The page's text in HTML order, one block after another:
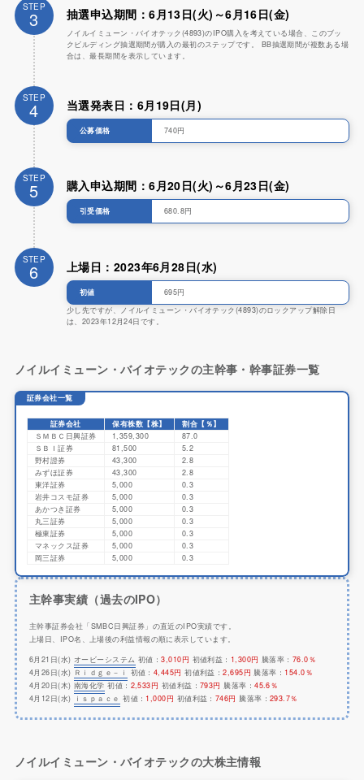
STEP
3 抽選申込期間：6月13日(火)～6月16日(金)
ノイルイミューン・バイオテック(4893)のIPO購入を考えている場合、このブッ
クビルディング抽選期間が購入の最初のステップです。 BB抽選期間が複数ある場
合は、最長期間を表示しています。
STEP
4 当選発表日：6月19日(月)
公募価格 740円
STEP
5 購入申込期間：6月20日(火)～6月23日(金)
引受価格 680.8円
STEP
6 上場日：2023年6月28日(水)
初値
695円
少し先ですが、ノイルイミューン・バイオテック(4893)のロックアップ解除日
は、2023年12月24日です。
ノイルイミューン・バイオテックの主幹事・幹事証券一覧
証券会社一覧
証券会社 保有株数【株】
割合【％】
ＳＭＢＣ日興証券
1,359,300
87.0
ＳＢＩ証券
81,500
5.2
野村證券
43,300
2.8
みずほ証券
43,300
2.8
東洋証券
5,000
0.3
岩井コスモ証券
5,000
0.3
あかつき証券
5,000
0.3
丸三証券
5,000
0.3
極東証券
5,000
0.3
マネックス証券
5,000
0.3
岡三証券
5,000 0.3
主幹事実績（過去のIPO）
主幹事証券会社「SMBC日興証券」の直近のIPO実績です。
上場日、IPO名、上場後の利益情報の順に表示しています。
6月21日(水) オービーシステム 初値：3,010円 初値利益： 1,300円 騰落率： 76.0％
4月26日(水) Ｒｉｄｇｅ－ｉ 初値： 4,445円 初値利益：2,695円 騰落率： 154.0％
4月20日(木) 南海化学 初値： 2,533円 初値利益： 793円 騰落率：45.6％
4月12日(水)
ｉｓｐａｃｅ 初値： 1,000円 初値利益： 746円 騰落率： 293.7％
ノイルイミューン・バイオテックの大株主情報